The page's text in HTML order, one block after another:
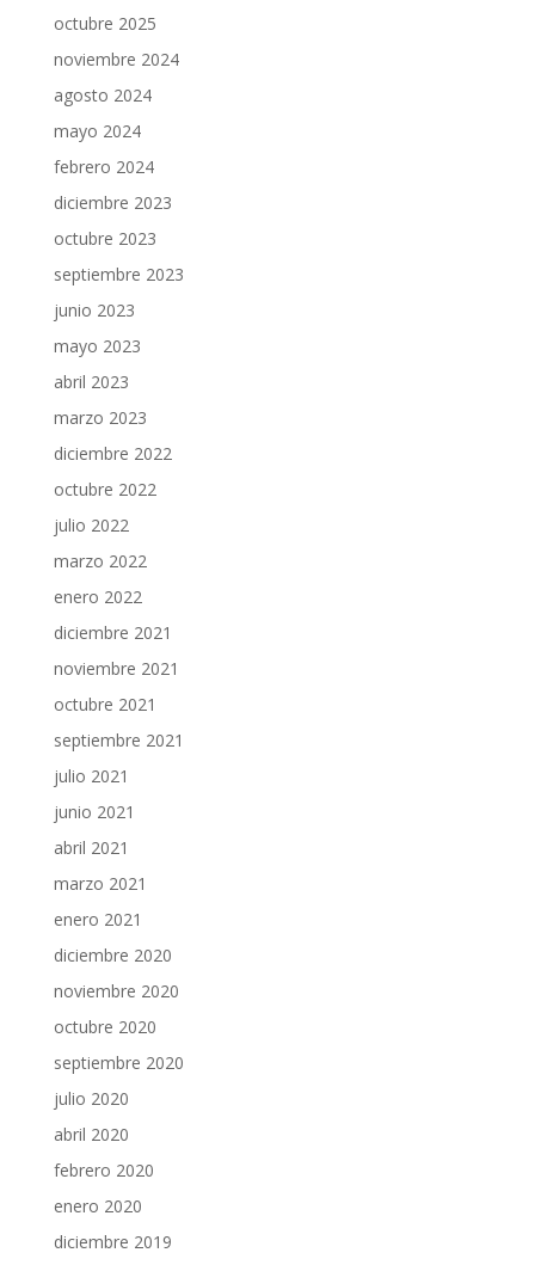
octubre 2025
noviembre 2024
agosto 2024
mayo 2024
febrero 2024
diciembre 2023
octubre 2023
septiembre 2023
junio 2023
mayo 2023
abril 2023
marzo 2023
diciembre 2022
octubre 2022
julio 2022
marzo 2022
enero 2022
diciembre 2021
noviembre 2021
octubre 2021
septiembre 2021
julio 2021
junio 2021
abril 2021
marzo 2021
enero 2021
diciembre 2020
noviembre 2020
octubre 2020
septiembre 2020
julio 2020
abril 2020
febrero 2020
enero 2020
diciembre 2019